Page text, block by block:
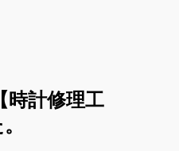
時計修理工